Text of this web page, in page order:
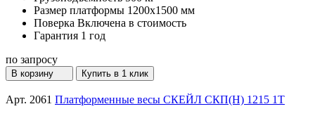
Размер платформы 1200х1500 мм
Поверка Включена в стоимость
Гарантия 1 год
по запросу
В корзину Купить в 1 клик
Арт. 2061 Платформенные весы СКЕЙЛ СКП(Н) 1215 1T